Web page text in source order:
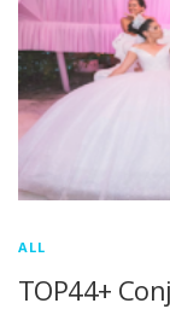
ALL
TOP44+